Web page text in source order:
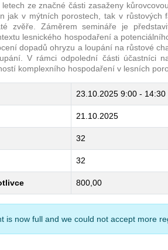
ze značné části zasaženy
jak v mýtních porostech, tak v
zvěře. Záměrem semináře je
lesnického hospodaření a
dopadů ohryzu a loupání na růstové
V rámci odpolední části účastníci
komplexního hospodaření v lesních
23.10.2025 9:00 - 14:30
21.10.2025
32
32
800,00
is now full and we could not accept more